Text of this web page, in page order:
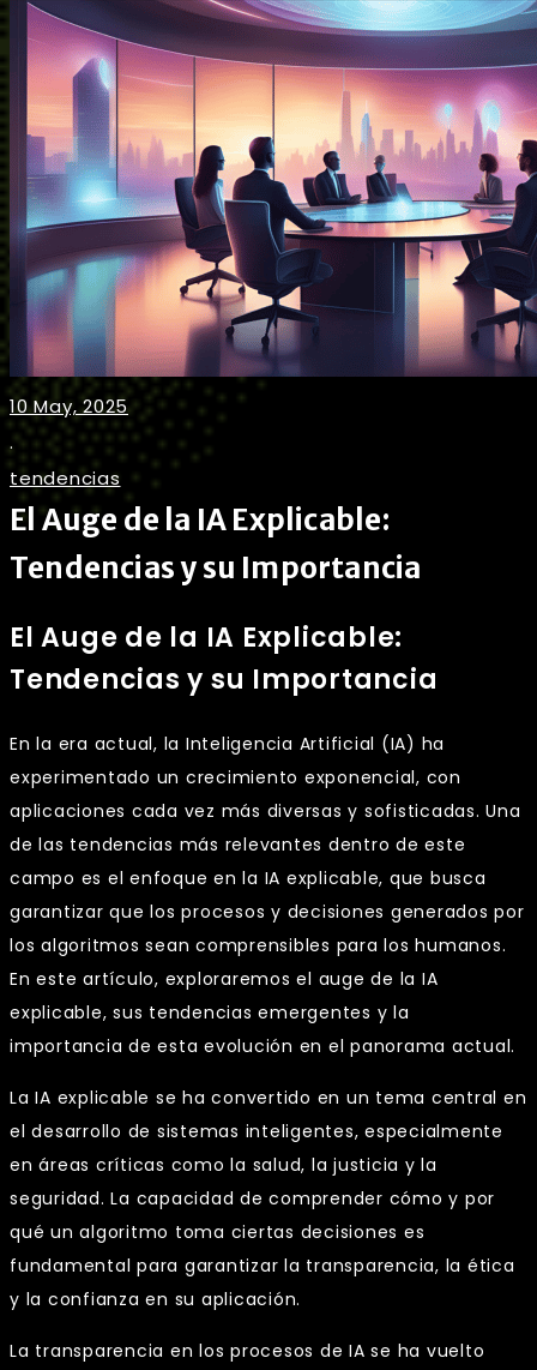
10 May, 2025
.
tendencias
El Auge de la IA Explicable:
Tendencias y su Importancia
El Auge de la IA Explicable:
Tendencias y su Importancia
En la era actual, la Inteligencia Artificial (IA) ha
experimentado un crecimiento exponencial, con
aplicaciones cada vez más diversas y sofisticadas. Una
de las tendencias más relevantes dentro de este
campo es el enfoque en la IA explicable, que busca
garantizar que los procesos y decisiones generados por
los algoritmos sean comprensibles para los humanos.
En este artículo, exploraremos el auge de la IA
explicable, sus tendencias emergentes y la
importancia de esta evolución en el panorama actual.
La IA explicable se ha convertido en un tema central en
el desarrollo de sistemas inteligentes, especialmente
en áreas críticas como la salud, la justicia y la
seguridad. La capacidad de comprender cómo y por
qué un algoritmo toma ciertas decisiones es
fundamental para garantizar la transparencia, la ética
y la confianza en su aplicación.
La transparencia en los procesos de IA se ha vuelto